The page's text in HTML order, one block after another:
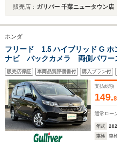
販売店： ガリバー 千葉ニュータウン店
ホンダ
フリード 1.5 ハイブリッド G
ナビ バックカメラ 両側パワー
ETC フルセグTV 追従型クル
ュスタート USB接続 スマー
オートライト ドアバイザ
販売店保証 車両品質評価書付 購入プラン付
支払総額
149.8
通常ロー
年式
車検
車